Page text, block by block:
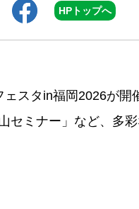
HPトップへ
スタin福岡2026が開
セミナー」など、多